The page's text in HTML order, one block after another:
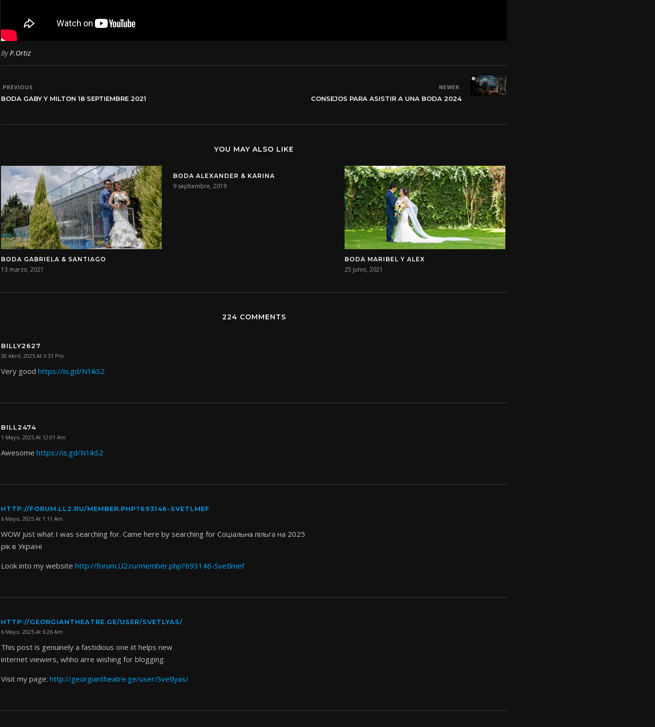
ByP.Ortiz
PREVIOUS
BODA GABY Y MILTON 18 SEPTIEMBRE 2021
NEWER
CONSEJOS PARA ASISTIR A UNA BODA 2024
YOU MAY ALSO LIKE
BODA GABRIELA & SANTIAGO
13 marzo, 2021
BODA ALEXANDER & KARINA
9 septiembre, 2019
BODA MARIBEL Y ALEX
25 junio, 2021
224 COMMENTS
BILLY2627
30 Abril, 2025 At 3:51 Pm
Very good https://is.gd/N1ikS2
BILL2474
1 Mayo, 2025 At 12:01 Am
Awesome https://is.gd/N1ikS2
HTTP://FORUM.LL2.RU/MEMBER.PHP?693146-SVETLMEF
6 Mayo, 2025 At 1:11 Am
WOW just what I was searching for. Came here by searching for Соціальна пільга на 2025
рік в Україні
Look into my website http://forum.Ll2.ru/member.php?693146-Svetlmef
HTTP://GEORGIANTHEATRE.GE/USER/SVETLYAS/
6 Mayo, 2025 At 6:26 Am
This post is genuinely a fastidious one iit helps new
internet viewers, whho arre wishing for blogging.
Visit my page: http://georgiantheatre.ge/user/Svetlyas/